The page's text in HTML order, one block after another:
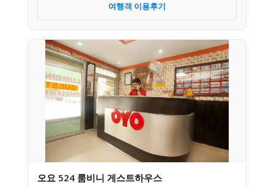
여행객 이용후기
오요 524 룸비니 게스트하우스